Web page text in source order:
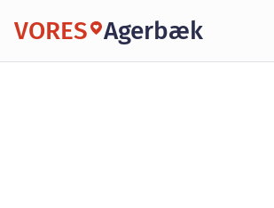
VORES Agerbæk